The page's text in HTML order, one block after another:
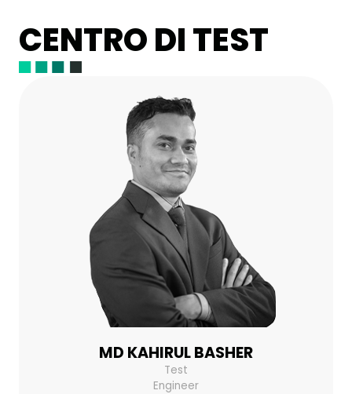
CENTRO DI TEST
MD KAHIRUL BASHER
Test
Engineer